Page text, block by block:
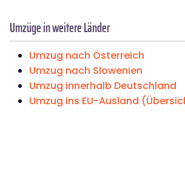
Umzüge in weitere Länder
Umzug nach Österreich
Umzug nach Slowenien
Umzug innerhalb Deutschland
Umzug ins EU-Ausland